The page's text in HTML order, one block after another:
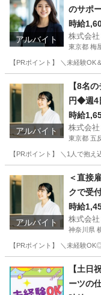
アルバイト
のサポ
時給
株式会
東京都 梅
【PRポイント】 ＼未経験
梅屋敷駅
アルバイト
【8名
円◆週4
(ES1W-
時給
株式会
東京都 五
【PRポイント】 ＼1人で抱
五反野
アルバイト
＜直接
クで受
時給
株式会
神奈川県
【PRポイント】 ＼未経験
横浜駅
【土日
ーツの